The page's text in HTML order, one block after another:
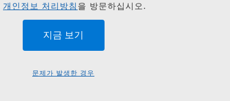
개인정보 처리방침 을 방문하십시오.
문제가 발생한 경우